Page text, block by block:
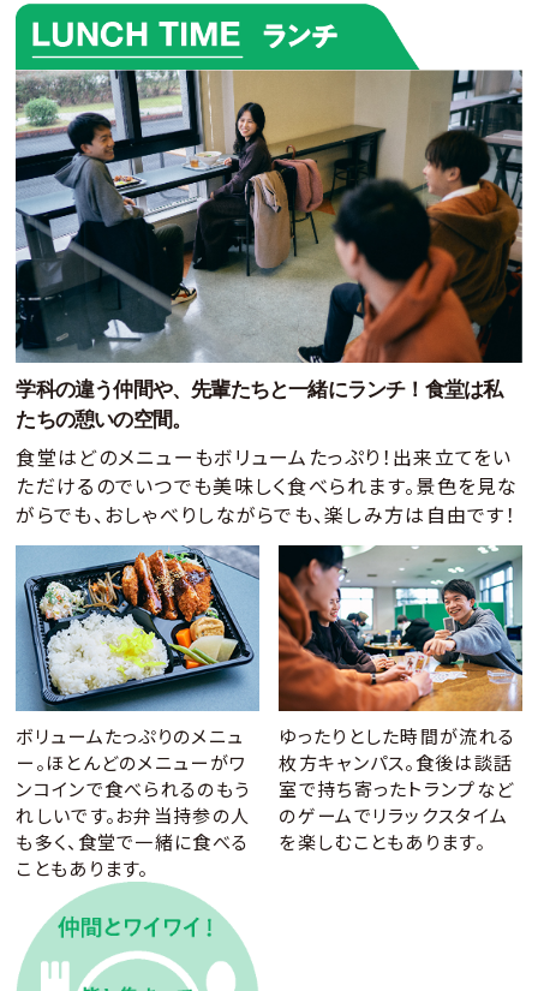
学科の違う仲間や、先輩たちと一緒にランチ！ 食堂は私
たちの憩いの空間。
食堂はどのメニューもボリュームたっぷり！出来立てをい
ただけるのでいつでも美味しく食べられます。景色を見な
がらでも、おしゃべりしながらでも、楽しみ方は自由です！
ボリュームたっぷりのメニュ
ー。ほとんどのメニューがワ
ンコインで食べられるのもう
れしいです。お弁当持参の人
も多く、食堂で一緒に食べる
こともあります。
ゆったりとした時間が流れる
枚方キャンパス。食後は談話
室で持ち寄ったトランプなど
のゲームでリラックスタイム
を楽しむこともあります。